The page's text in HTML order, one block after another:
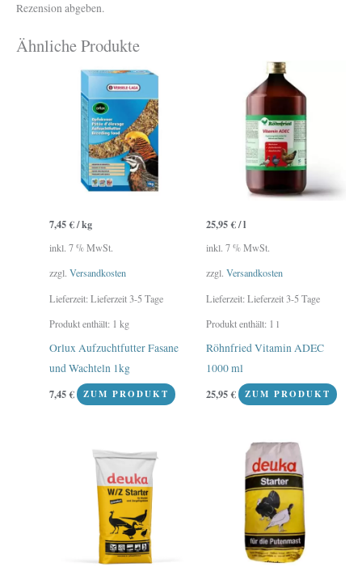
Rezension abgeben.
Ähnliche Produkte
7,45€/kg
inkl. 7 % MwSt.
zzgl.Versandkosten
Lieferzeit:Lieferzeit 3-5 Tage
Produkt enthält: 1kg
Orlux Aufzuchtfutter Fasane
und Wachteln 1kg
7,45€ ZUM PRODUKT
25,95€/l
inkl. 7 % MwSt.
zzgl. Versandkosten
Lieferzeit:Lieferzeit 3-5 Tage
Produkt enthält: 1 l
Röhnfried Vitamin ADEC
1000 ml
25,95€ ZUM PRODUKT